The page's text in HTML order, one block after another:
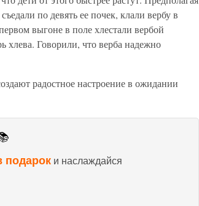
по девять ее почек, клали вербу в
выгоне в поле хлестали вербой
хлева. Говорили, что верба надежно
радостное настроение в ожидании
подарок и наслаждайся